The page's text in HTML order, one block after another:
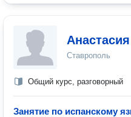
Ставрополь
Общий курс, разговорный
Занятие по испанскому